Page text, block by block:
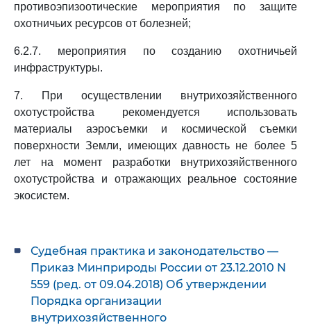
противоэпизоотические мероприятия по защите
охотничьих ресурсов от болезней;
6.2.7. мероприятия по созданию охотничьей
инфраструктуры.
7. При осуществлении внутрихозяйственного
охотустройства рекомендуется использовать
материалы аэросъемки и космической съемки
поверхности Земли, имеющих давность не более 5
лет на момент разработки внутрихозяйственного
охотустройства и отражающих реальное состояние
экосистем.
Судебная практика и законодательство —
Приказ Минприроды России от 23.12.2010 N
559 (ред. от 09.04.2018) Об утверждении
Порядка организации
внутрихозяйственного